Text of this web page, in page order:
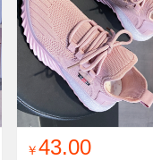
找同款 加入铺货单
￥43.00